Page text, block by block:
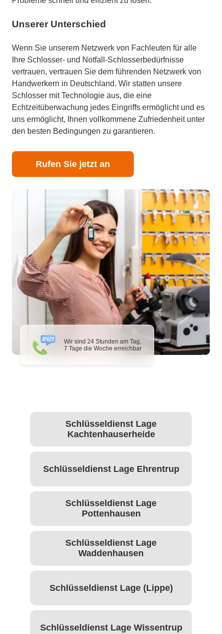
Wir sind 24 Stunden am Tag,
7 Tage die Woche erreichbar
Unserer Unterschied
Wenn Sie unserem Netzwerk von Fachleuten für alle
Ihre Schlosser- und Notfall-Schlosserbedürfnisse
vertrauen, vertrauen Sie dem führenden Netzwerk von
Handwerkern in Deutschland. Wir statten unsere
Schlosser mit Technologie aus, die eine
Echtzeitüberwachung jedes Eingriffs ermöglicht und es
uns ermöglicht, Ihnen vollkommene Zufriedenheit unter
den besten Bedingungen zu garantieren.
Rufen Sie jetzt an
Schlüsseldienst Lage
Kachtenhauserheide
Schlüsseldienst Lage Ehrentrup
Schlüsseldienst Lage
Pottenhausen
Schlüsseldienst Lage
Waddenhausen
Schlüsseldienst Lage (Lippe)
Schlüsseldienst Lage Wissentrup